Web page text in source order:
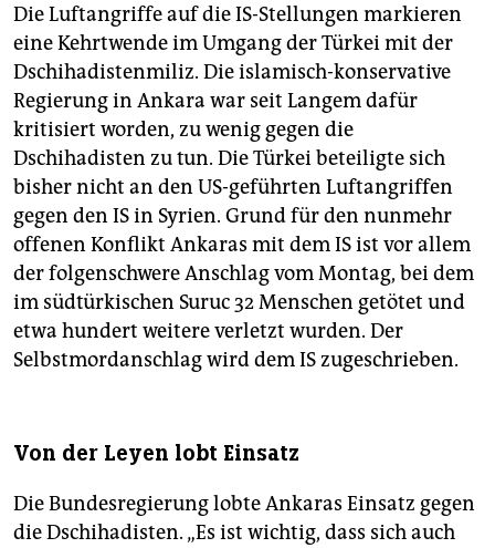
Die Luftangriffe auf die IS-Stellungen markieren
eine Kehrtwende im Umgang der Türkei mit der
Dschihadistenmiliz. Die islamisch-konservative
Regierung in Ankara war seit Langem dafür
kritisiert worden, zu wenig gegen die
Dschihadisten zu tun. Die Türkei beteiligte sich
bisher nicht an den US-geführten Luftangriffen
gegen den IS in Syrien. Grund für den nunmehr
offenen Konflikt Ankaras mit dem IS ist vor allem
der folgenschwere Anschlag vom Montag, bei dem
im südtürkischen Suruc 32 Menschen getötet und
etwa hundert weitere verletzt wurden. Der
Selbstmordanschlag wird dem IS zugeschrieben.
Von der Leyen lobt Einsatz
Die Bundesregierung lobte Ankaras Einsatz gegen
die Dschihadisten. „Es ist wichtig, dass sich auch